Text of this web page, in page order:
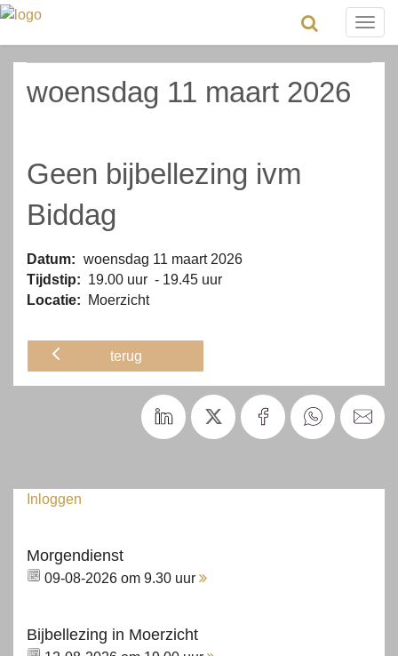
woensdag 11 maart 2026
Geen bijbellezing ivm
Biddag
Datum: woensdag 11 maart 2026
Tijdstip: 19.00 uur - 19.45 uur
Locatie: Moerzicht
terug
Inloggen
Morgendienst
09-08-2026 om 9.30 uur
Bijbellezing in Moerzicht